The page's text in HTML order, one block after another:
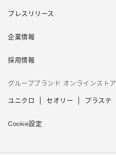
プレスリリース
企業情報
採用情報
グループブランド オンラインストア
ユニクロ セオリー プラステ
Cookie設定